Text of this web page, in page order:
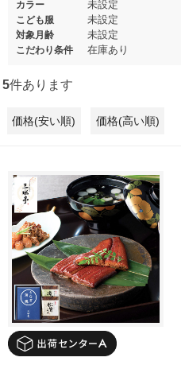
カラー 未設定
こども服 未設定
対象月齢 未設定
こだわり条件 在庫あり
5件あります
価格(安い順) 価格(高い順)